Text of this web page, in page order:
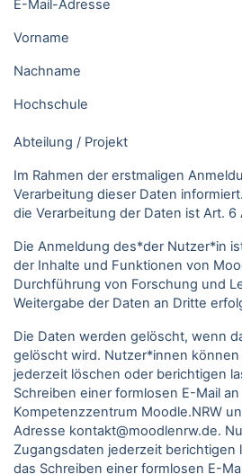
E-Mail-Adresse
Vorname
Nachname
Hochschule
Abteilung / Projekt
Im Rahmen der erstmaligen
Verarbeitung dieser Daten
die Verarbeitung der Daten ist Art. 6
Die Anmeldung des*der Nutzer*in
der Inhalte und Funktionen von
Durchführung von Forschung und
Weitergabe der Daten an Dritte
Die Daten werden gelöscht, wenn
gelöscht wird. Nutzer*innen
jederzeit löschen oder berichtigen
Schreiben einer formlosen E-Mail an
Kompetenzzentrum Moodle.NRW
Adresse kontakt@moodlenrw.de.
Zugangsdaten jederzeit berichtigen
das Schreiben einer formlosen E-